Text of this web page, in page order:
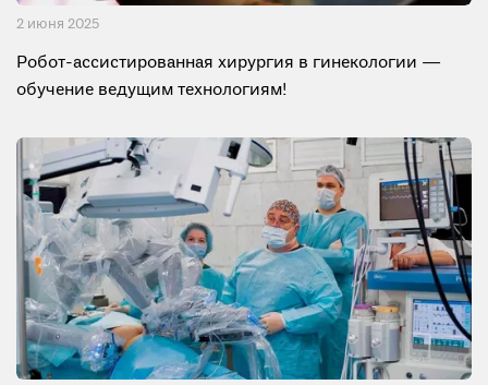
2 июня 2025
Робот-ассистированная хирургия в гинекологии —
обучение ведущим технологиям!